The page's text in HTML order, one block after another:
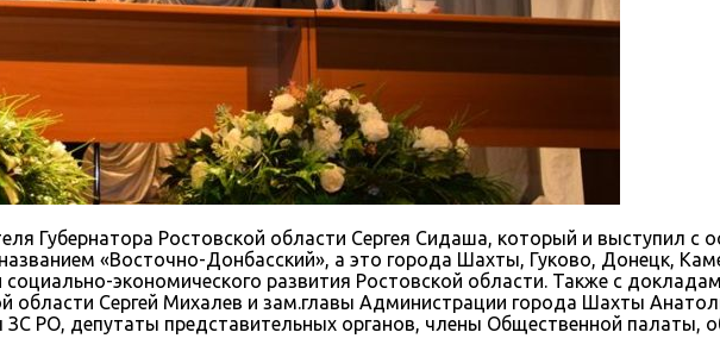
Губернатора Ростовской области Сергея Сидаша, который и выступил
«Восточно-Донбасский», а это города Шахты, Гуково, Донецк,
экономического развития Ростовской области. Также с
области Сергей Михалев и зам.главы Администрации города Шахты
РО, депутаты представительных органов, члены Общественной палаты,